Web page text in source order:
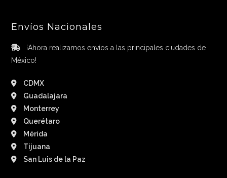
Envíos Nacionales
¡Ahora realizamos envíos a las principales ciudades de
México!
CDMX
Guadalajara
Monterrey
Querétaro
Mérida
Tijuana
San Luis de la Paz